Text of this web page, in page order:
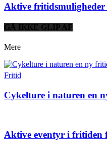
Aktive
GÅ IKKE GLIP AF
Mere
Fritid
Cykelture i naturen en
Aktive eventyr i fritiden